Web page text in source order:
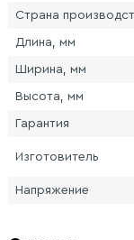
Страна
Длина, мм
Ширина, мм
Высота, мм
Гарантия
Изготовитель
Напряжение